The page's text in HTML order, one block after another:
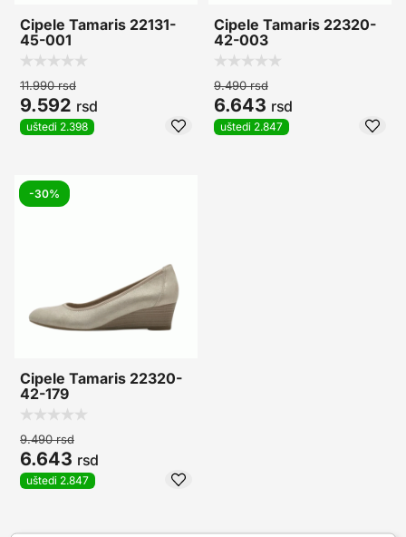
Cipele Tamaris 22131-
45-001
11.990rsd
9.592 rsd
uštedi 2.398
Cipele Tamaris 22320-
42-003
9.490rsd
6.643 rsd
uštedi 2.847
-30%
Cipele Tamaris 22320-
42-179
9.490rsd
6.643 rsd
uštedi 2.847